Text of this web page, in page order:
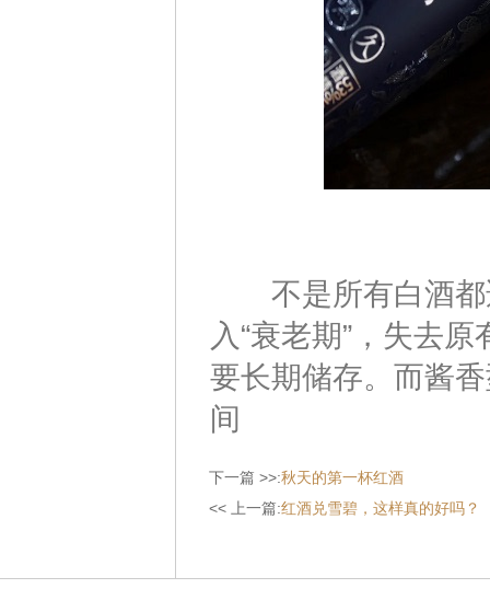
不是所有白酒都
入“衰老期”，失去
要长期储存。而酱
间
下一篇 >>:秋天的第一杯红酒
<< 上一篇:红酒兑雪碧，这样真的好吗？